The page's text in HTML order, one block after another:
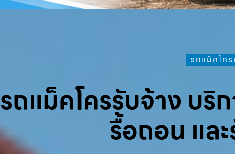
รถแม็คโค
รถแม็คโครรับจ้าง บริ
รื้อถอน แล